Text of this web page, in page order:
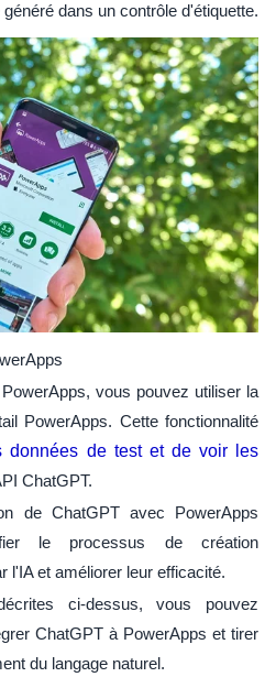
dans un contrôle d'étiquette.
vous pouvez utiliser la
PowerApps. Cette fonctionnalité
données de test et de voir les
ChatGPT.
de ChatGPT avec PowerApps
le processus de création
l'IA et améliorer leur efficacité.
ci-dessus, vous pouvez
ChatGPT à PowerApps et tirer
du langage naturel.